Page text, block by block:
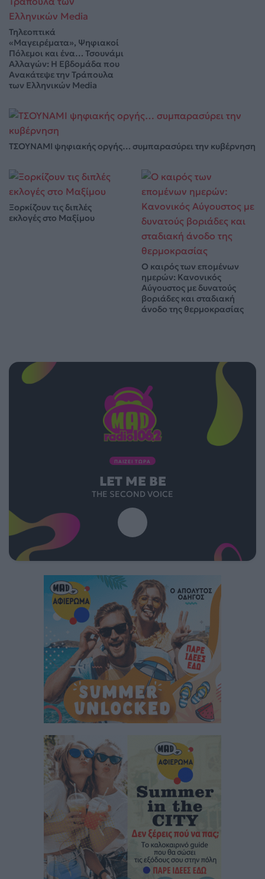
Τηλεοπτικά
«Μαγειρέματα», Ψηφιακοί
Πόλεμοι και ένα… Τσουνάμι
Αλλαγών: Η Εβδομάδα που
Ανακάτεψε την Τράπουλα
των Ελληνικών Media
ΤΣΟΥΝΑΜΙ ψηφιακής οργής… συμπαρασύρει την κυβέρνηση
Ξορκίζουν τις διπλές
εκλογές στο Μαξίμου
Ο καιρός των επομένων
ημερών: Κανονικός
Αύγουστος με δυνατούς
βοριάδες και σταδιακή
άνοδο της θερμοκρασίας
ΠΑΙΖΕΙ ΤΩΡΑ
LET ME BE
THE SECOND VOICE